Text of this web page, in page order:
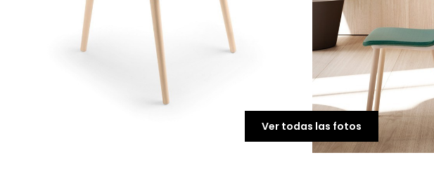
Ver todas las fotos